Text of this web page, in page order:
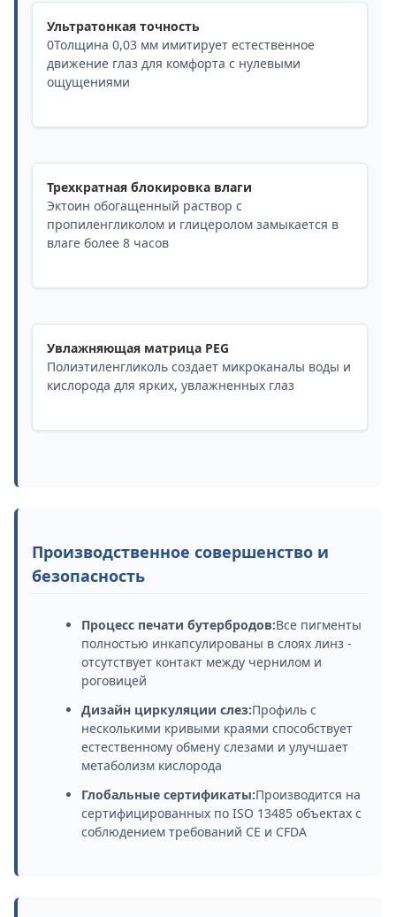
Ультратонкая точность
0Толщина 0,03 мм имитирует естественное
движение глаз для комфорта с нулевыми
ощущениями
Трехкратная блокировка влаги
Эктоин обогащенный раствор с
пропиленгликолом и глицеролом замыкается в
влаге более 8 часов
Увлажняющая матрица PEG
Полиэтиленгликоль создает микроканалы воды и
кислорода для ярких, увлажненных глаз
Производственное совершенство и
безопасность
Процесс печати бутербродов:Все пигменты
полностью инкапсулированы в слоях линз -
отсутствует контакт между чернилом и
роговицей
Дизайн циркуляции слез:Профиль с
несколькими кривыми краями способствует
естественному обмену слезами и улучшает
метаболизм кислорода
Глобальные сертификаты:Производится на
сертифицированных по ISO 13485 объектах с
соблюдением требований CE и CFDA